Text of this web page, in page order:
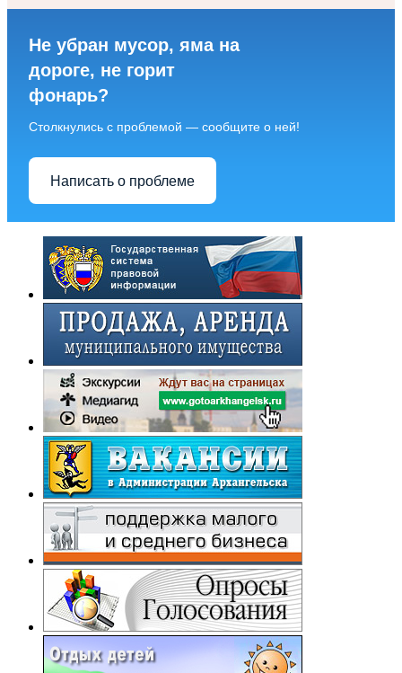
Не убран мусор, яма на
дороге, не горит
фонарь?
Столкнулись с проблемой — сообщите о ней!
Написать о проблеме